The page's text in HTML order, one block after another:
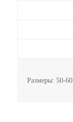
Размеры: 50-60